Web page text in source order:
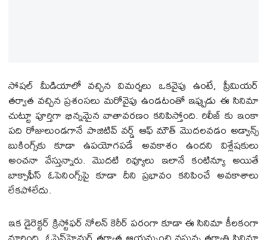
సోషల్ మీడియాలో వచ్చిన విమర్శలు ఒకవైపు ఉంటే, ప్రీమియర్
త‌ర్వాత వచ్చిన ప్రశంసలు మరోవైపు ఉండటంతో ఇప్పుడు ఈ సినిమా
చుట్టూ పూర్తిగా భిన్నమైన వాతావరణం కనిపిస్తోంది. రిలీజ్ కు ఇంకా
ప‌ది రోజులుండగానే పాజిటివ్ వర్డ్ ఆఫ్ మౌత్ మొద‌ల‌వ‌డం అడ్వాన్స్
బుకింగ్స్‌కు కూడా ఉపయోగపడే అవకాశం ఉందని విశ్లేషకులు
అంచనా వేస్తున్నారు. మొద‌టి రివ్యూలు ఇలానే కంటిన్యూ అయితే
బాక్సాఫీస్ ఓపెనింగ్స్‌పై కూడా దీని ప్రభావం కనిపించే అవకాశాలు
లేకపోలేదు.
ఇక డైరెక్ట‌ర్ క్రిస్టోఫర్ నోలన్ కెరీర్ పరంగా కూడా ఈ సినిమా కీలకంగా